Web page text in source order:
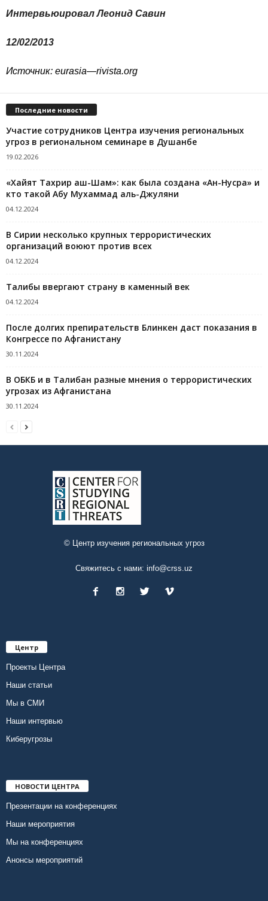
ИнтервьюировалЛеонид Савин
12/02/2013
Источник: eurasia—rivista.org
Последние новости
Участие сотрудников Центра изучения региональных
угроз в региональном семинаре в Душанбе
19.02.2026
«Хайят Тахрир аш-Шам»: как была создана «Ан-Нусра» и
кто такой Абу Мухаммад аль-Джуляни
04.12.2024
В Сирии несколько крупных террористических
организаций воюют против всех
04.12.2024
Талибы ввергают страну в каменный век
04.12.2024
После долгих препирательств Блинкен даст показания в
Конгрессе по Афганистану
30.11.2024
В ОБКБ и в Талибан разные мнения о террористических
угрозах из Афганистана
30.11.2024
© Центр изучения региональных угроз
Свяжитесь с нами: info@crss.uz
Центр
Проекты Центра
Наши статьи
Мы в СМИ
Наши интервью
Киберугрозы
НОВОСТИ ЦЕНТРА
Презентации на конференциях
Наши мероприятия
Мы на конференциях
Анонсы мероприятий